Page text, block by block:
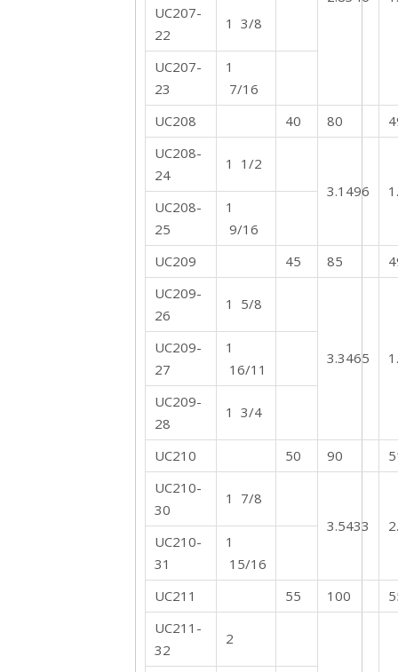
UC207-
22
1 3/8
UC207-
23
1
7/16
UC208
40 80
UC208-
24
1 1/2
3.1496
UC208-
25
1
9/16
UC209
45 85
UC209-
26
1 5/8
3.3465
UC209-
27
1
16/11
UC209-
28
1 3/4
UC210 50 90
UC210-
30
1 7/8
3.5433
UC210-
31
1
15/16
UC211
55 100
UC211-
32
2